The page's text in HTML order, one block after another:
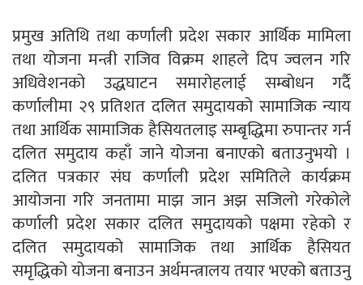
प्रमुख अतिथि तथा कर्णाली प्रदेश सकार आर्थिक मामिला
तथा योजना मन्त्री राजिव विक्रम शाहले दिप ज्वलन गरि
अधिवेशनको उद्धघाटन समारोहलाई सम्बोधन गर्दै
कर्णालीमा २९ प्रतिशत दलित समुदायको सामाजिक न्याय
तथा आर्थिक सामाजिक हैसियतलाइ सम्बृद्धिमा रुपान्तर गर्न
दलित समुदाय कहाँ जाने योजना बनाएको बताउनुभयो ।
दलित पत्रकार संघ कर्णाली प्रदेश समितिले कार्यक्रम
आयोजना गरि जनतामा माझ जान अझ सजिलो गरेकोले
कर्णाली प्रदेश सकार दलित समुदायको पक्षमा रहेको र
दलित समुदायको सामाजिक तथा आर्थिक हैसियत
समृद्धिको योजना बनाउन अर्थमन्त्रालय तयार भएको बताउनु